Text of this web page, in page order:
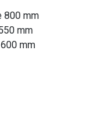
800 mm
mm
mm